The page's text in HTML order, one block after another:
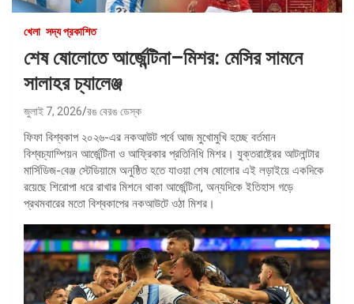
খেলা সদ্য প্রকাশিত
শেষ ষোলোতে আর্জেন্টিনা–মিশর: মেসির সামনে
সালাহর চ্যালেঞ্জ
জুলাই 7, 2026 রঙ বেরঙ ডেস্ক
ফিফা বিশ্বকাপ ২০২৬-এর নকআউট পর্বে আজ মুখোমুখি হচ্ছে বর্তমান
বিশ্বচ্যাম্পিয়ন আর্জেন্টিনা ও আফ্রিকার প্রতিনিধি মিশর। যুক্তরাষ্ট্রের আটলান্টার
মার্সিডিজ-বেঞ্জ স্টেডিয়ামে অনুষ্ঠিত হতে যাওয়া শেষ ষোলোর এই লড়াইয়ে একদিকে
রয়েছে শিরোপা ধরে রাখার মিশনে থাকা আর্জেন্টিনা, অন্যদিকে ইতিহাস গড়ে
প্রথমবারের মতো বিশ্বকাপের নকআউটে ওঠা মিশর।